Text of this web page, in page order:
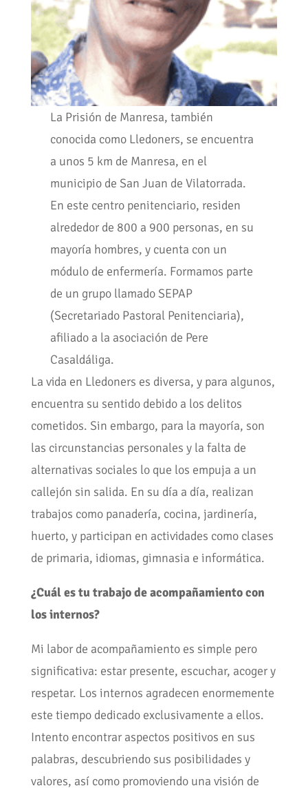
La Prisión de Manresa, también
conocida como Lledoners, se encuentra
a unos 5 km de Manresa, en el
municipio de San Juan de Vilatorrada.
En este centro penitenciario, residen
alrededor de 800 a 900 personas, en su
mayoría hombres, y cuenta con un
módulo de enfermería. Formamos parte
de un grupo llamado SEPAP
(Secretariado Pastoral Penitenciaria),
afiliado a la asociación de Pere
Casaldáliga.
La vida en Lledoners es diversa, y para algunos,
encuentra su sentido debido a los delitos
cometidos. Sin embargo, para la mayoría, son
las circunstancias personales y la falta de
alternativas sociales lo que los empuja a un
callejón sin salida. En su día a día, realizan
trabajos como panadería, cocina, jardinería,
huerto, y participan en actividades como clases
de primaria, idiomas, gimnasia e informática.
¿Cuál es tu trabajo de acompañamiento con
los internos?
Mi labor de acompañamiento es simple pero
significativa: estar presente, escuchar, acoger y
respetar. Los internos agradecen enormemente
este tiempo dedicado exclusivamente a ellos.
Intento encontrar aspectos positivos en sus
palabras, descubriendo sus posibilidades y
valores, así como promoviendo una visión de